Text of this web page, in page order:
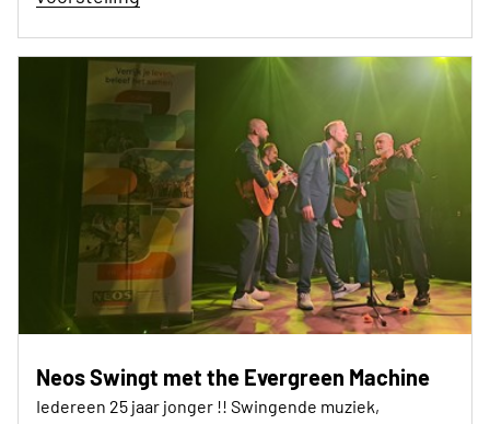
Neos Swingt met the Evergreen Machine
Iedereen 25 jaar jonger !! Swingende muziek,